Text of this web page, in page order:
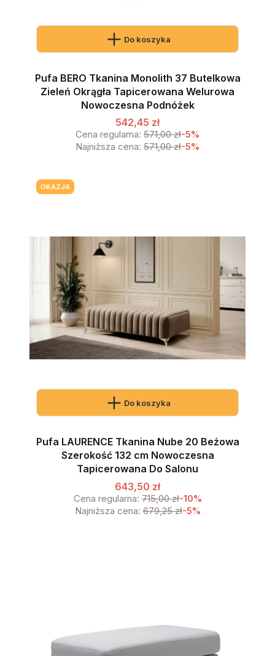
Do koszyka
Pufa BERO Tkanina Monolith 37 Butelkowa
Zieleń Okrągła Tapicerowana Welurowa
Nowoczesna Podnóżek
542,45 zł
Cena regularna: 571,00 zł-5%
Najniższa cena: 571,00 zł-5%
OKAZJA
Do koszyka
Pufa LAURENCE Tkanina Nube 20 Beżowa
Szerokość 132 cm Nowoczesna
Tapicerowana Do Salonu
643,50 zł
Cena regularna: 715,00 zł-10%
Najniższa cena: 679,25 zł-5%